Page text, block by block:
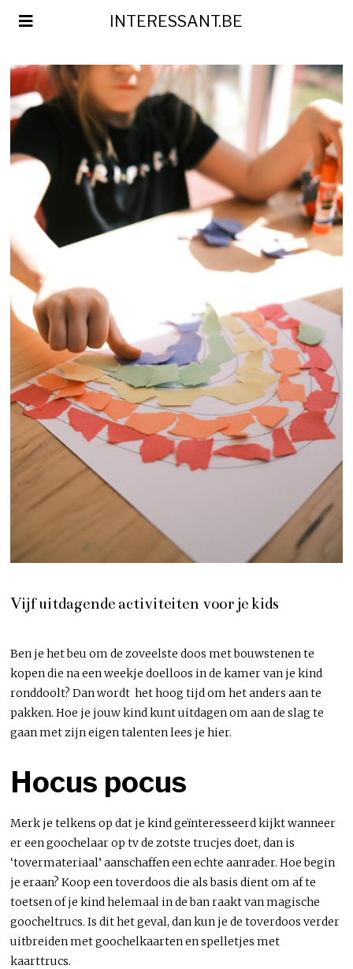
INTERESSANT.BE
Vijf uitdagende activiteiten voor je kids
Ben je het beu om de zoveelste doos met bouwstenen te
kopen die na een weekje doelloos in de kamer van je kind
ronddoolt? Dan wordt het hoog tijd om het anders aan te
pakken. Hoe je jouw kind kunt uitdagen om aan de slag te
gaan met zijn eigen talenten lees je hier.
Hocus pocus
Merk je telkens op dat je kind geïnteresseerd kijkt wanneer
er een goochelaar op tv de zotste trucjes doet, dan is
‘tovermateriaal’ aanschaffen een echte aanrader. Hoe begin
je eraan? Koop een toverdoos die als basis dient om af te
toetsen of je kind helemaal in de ban raakt van magische
goocheltrucs. Is dit het geval, dan kun je de toverdoos verder
uitbreiden met goochelkaarten en spelletjes met
kaarttrucs.